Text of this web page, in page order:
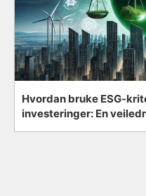
Hvordan bruke ESG-
investeringer: En